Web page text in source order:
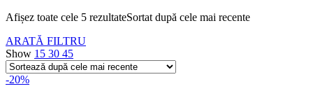
Afișez toate cele 5 rezultateSortat după cele mai recente
ARATĂ FILTRU
Show 15 30 45
-20%